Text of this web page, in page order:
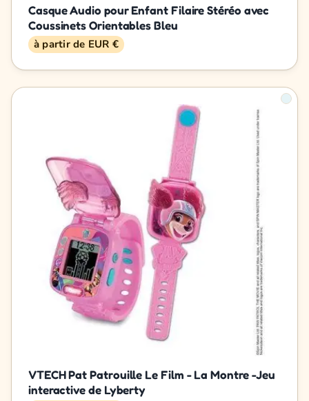
Casque Audio pour Enfant Filaire Stéréo avec
Coussinets Orientables Bleu
à partir de EUR €
VTECH Pat Patrouille Le Film - La Montre -Jeu
interactive de Lyberty